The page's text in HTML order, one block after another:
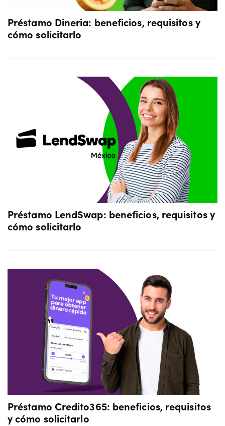
Préstamo Dineria: beneficios, requisitos y
cómo solicitarlo
Préstamo LendSwap: beneficios, requisitos y
cómo solicitarlo
Préstamo Credito365: beneficios, requisitos
y cómo solicitarlo